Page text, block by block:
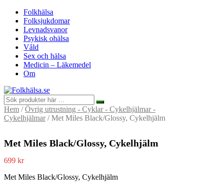
Folkhälsa
Folksjukdomar
Levnadsvanor
Psykisk ohälsa
Våld
Sex och hälsa
Medicin – Läkemedel
Om
Hem /Övrig utrustning - Cyklar - Cykelhjälmar -
Cykelhjälmar/ Met Miles Black/Glossy, Cykelhjälm
Met Miles Black/Glossy, Cykelhjälm
699 kr
Met Miles Black/Glossy, Cykelhjälm